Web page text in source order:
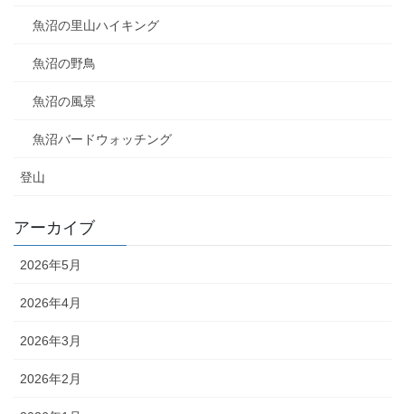
魚沼の里山ハイキング
魚沼の野鳥
魚沼の風景
魚沼バードウォッチング
登山
アーカイブ
2026年5月
2026年4月
2026年3月
2026年2月